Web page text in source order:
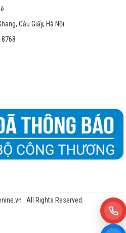
Cầu Giấy, Hà Nội
. All Rights Reserved.